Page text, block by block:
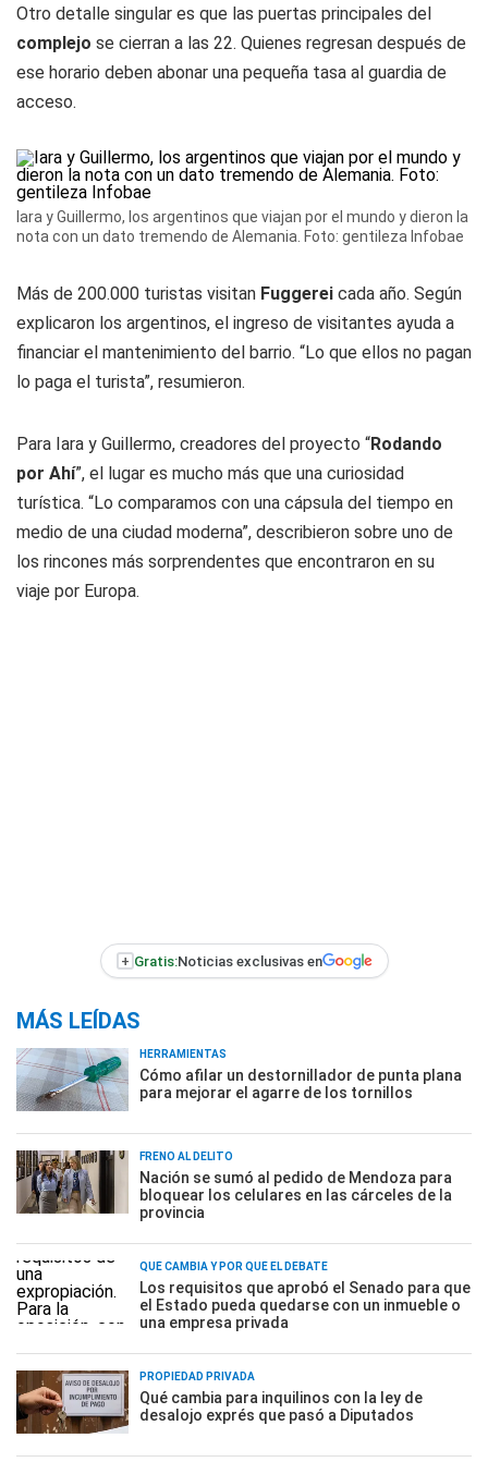
Otro detalle singular es que las puertas principales del
complejo se cierran a las 22. Quienes regresan después de
ese horario deben abonar una pequeña tasa al guardia de
acceso.
Iara y Guillermo, los argentinos que viajan por el mundo y dieron la
nota con un dato tremendo de Alemania. Foto: gentileza Infobae
Más de 200.000 turistas visitan Fuggerei cada año. Según
explicaron los argentinos, el ingreso de visitantes ayuda a
financiar el mantenimiento del barrio. “Lo que ellos no pagan
lo paga el turista”, resumieron.
Para Iara y Guillermo, creadores del proyecto “Rodando
por Ahí”, el lugar es mucho más que una curiosidad
turística. “Lo comparamos con una cápsula del tiempo en
medio de una ciudad moderna”, describieron sobre uno de
los rincones más sorprendentes que encontraron en su
viaje por Europa.
+ Gratis:Noticias exclusivas en
MÁS LEÍDAS
HERRAMIENTAS
Cómo afilar un destornillador de punta plana
para mejorar el agarre de los tornillos
FRENO AL DELITO
Nación se sumó al pedido de Mendoza para
bloquear los celulares en las cárceles de la
provincia
QUÉ CAMBIA Y POR QUÉ EL DEBATE
Los requisitos que aprobó el Senado para que
el Estado pueda quedarse con un inmueble o
una empresa privada
PROPIEDAD PRIVADA
Qué cambia para inquilinos con la ley de
desalojo exprés que pasó a Diputados